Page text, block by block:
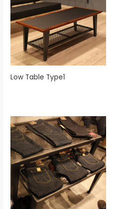
Low Table Type1